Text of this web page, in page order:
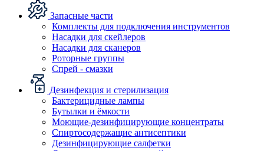
Запасные части
Комплекты для подключения инструментов
Насадки для скейлеров
Насадки для сканеров
Роторные группы
Спрей - смазки
Дезинфекция и стерилизация
Бактерицидные лампы
Бутылки и ёмкости
Моющие-дезинфицирующие концентраты
Спиртосодержащие антисептики
Дезинфицирующие салфетки